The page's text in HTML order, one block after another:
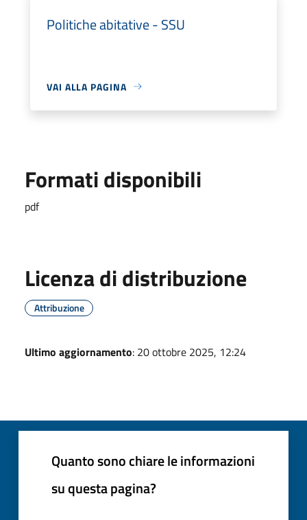
Politiche abitative - SSU
VAI ALLA PAGINA
Formati disponibili
pdf
Licenza di distribuzione
Attribuzione
Ultimo aggiornamento: 20 ottobre 2025, 12:24
Quanto sono chiare le informazioni
su questa pagina?